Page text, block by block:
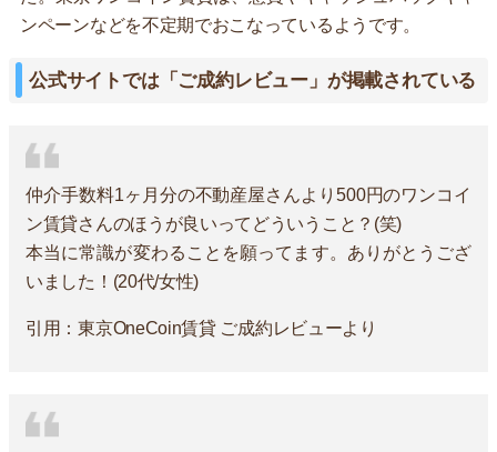
ンペーンなどを不定期でおこなっているようです。
公式サイトでは「ご成約レビュー」が掲載されている
仲介手数料1ヶ月分の不動産屋さんより500円のワンコイ
ン賃貸さんのほうが良いってどういうこと？(笑)
本当に常識が変わることを願ってます。ありがとうござ
いました！(20代/女性)
引用：東京OneCoin賃貸 ご成約レビューより